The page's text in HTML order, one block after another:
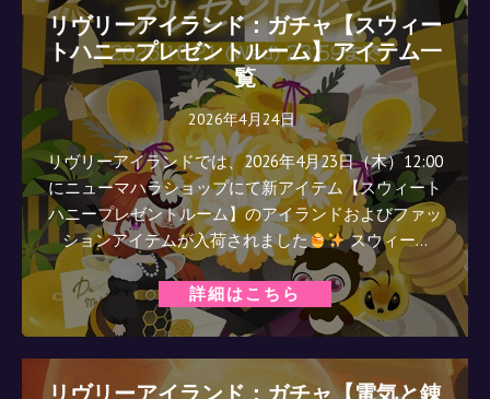
リヴリーアイランド：ガチャ【スウィー
トハニープレゼントルーム】アイテム一
覧
2026年4月24日
リヴリーアイランドでは、2026年4月23日（木）12:00
にニューマハラショップにて新アイテム【スウィート
ハニープレゼントルーム】のアイランドおよびファッ
ションアイテムが入荷されました
スウィー…
詳細はこちら